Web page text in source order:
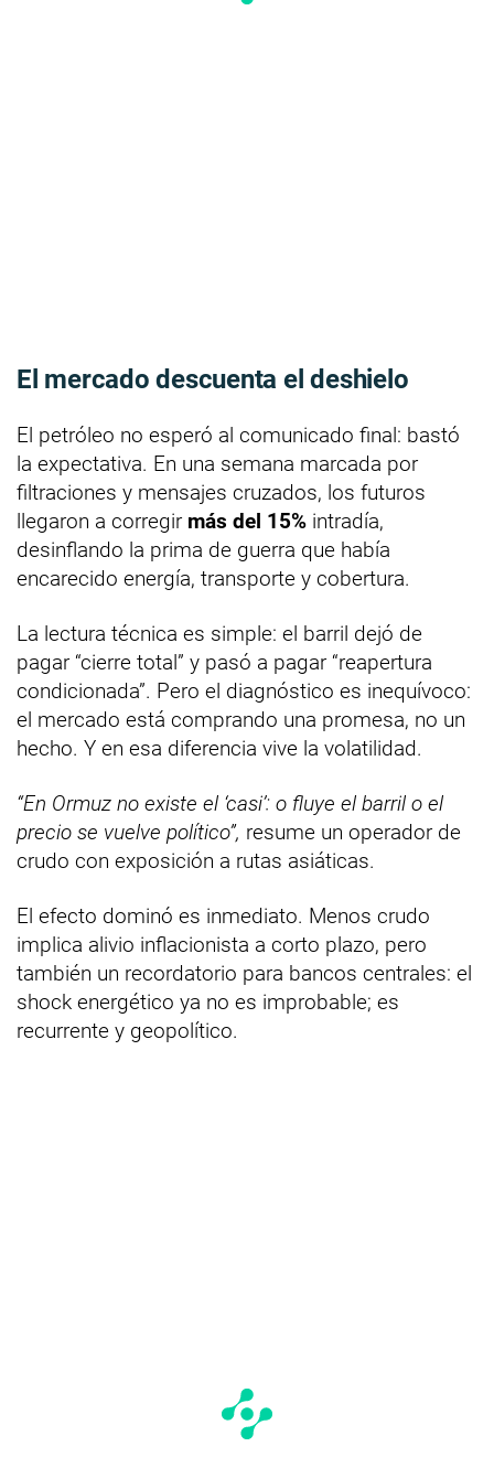
El mercado descuenta el deshielo
El petróleo no esperó al comunicado final: bastó
la expectativa. En una semana marcada por
filtraciones y mensajes cruzados, los futuros
llegaron a corregir más del 15% intradía,
desinflando la prima de guerra que había
encarecido energía, transporte y cobertura.
La lectura técnica es simple: el barril dejó de
pagar “cierre total” y pasó a pagar “reapertura
condicionada”. Pero el diagnóstico es inequívoco:
el mercado está comprando una promesa, no un
hecho. Y en esa diferencia vive la volatilidad.
“En Ormuz no existe el ‘casi’: o fluye el barril o el
precio se vuelve político”, resume un operador de
crudo con exposición a rutas asiáticas.
El efecto dominó es inmediato. Menos crudo
implica alivio inflacionista a corto plazo, pero
también un recordatorio para bancos centrales: el
shock energético ya no es improbable; es
recurrente y geopolítico.